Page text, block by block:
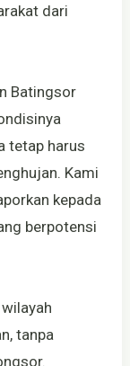
dari
Batingsor
tetap harus
Kami
kepada
berpotensi
tanpa